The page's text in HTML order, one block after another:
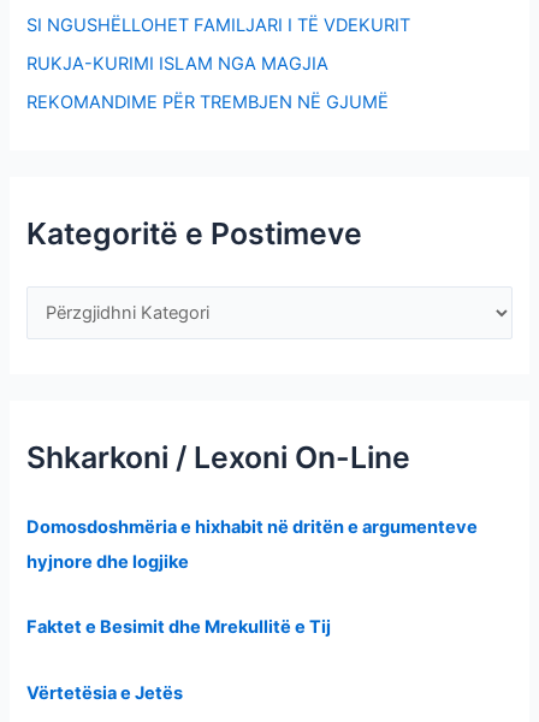
SI NGUSHËLLOHET FAMILJARI I TË VDEKURIT
RUKJA-KURIMI ISLAM NGA MAGJIA
REKOMANDIME PËR TREMBJEN NË GJUMË
Kategoritë e Postimeve
Shkarkoni / Lexoni On-Line
Domosdoshmëria e hixhabit në dritën e argumenteve
hyjnore dhe logjike
Faktet e Besimit dhe Mrekullitë e Tij
Vërtetësia e Jetës